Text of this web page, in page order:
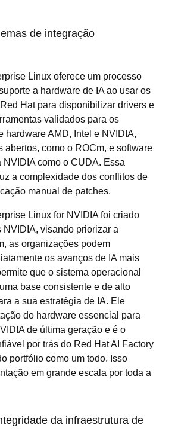
de integração
Linux oferece um processo
a hardware de IA ao usar os
Hat para disponibilizar drivers e
validados para os
hardware AMD, Intel e NVIDIA,
abertos, como o ROCm, e software
NVIDIA como o CUDA. Essa
a complexidade dos conflitos de
manual de patches.
Linux for NVIDIA foi criado
NVIDIA, visando priorizar a
as organizações podem
os avanços de IA mais
que o sistema operacional
base consistente e de alto
a sua estratégia de IA. Ele
do hardware essencial para
de última geração e é o
por trás do Red Hat AI Factory
portfólio como um todo. Isso
em grande escala por toda a
da infraestrutura de